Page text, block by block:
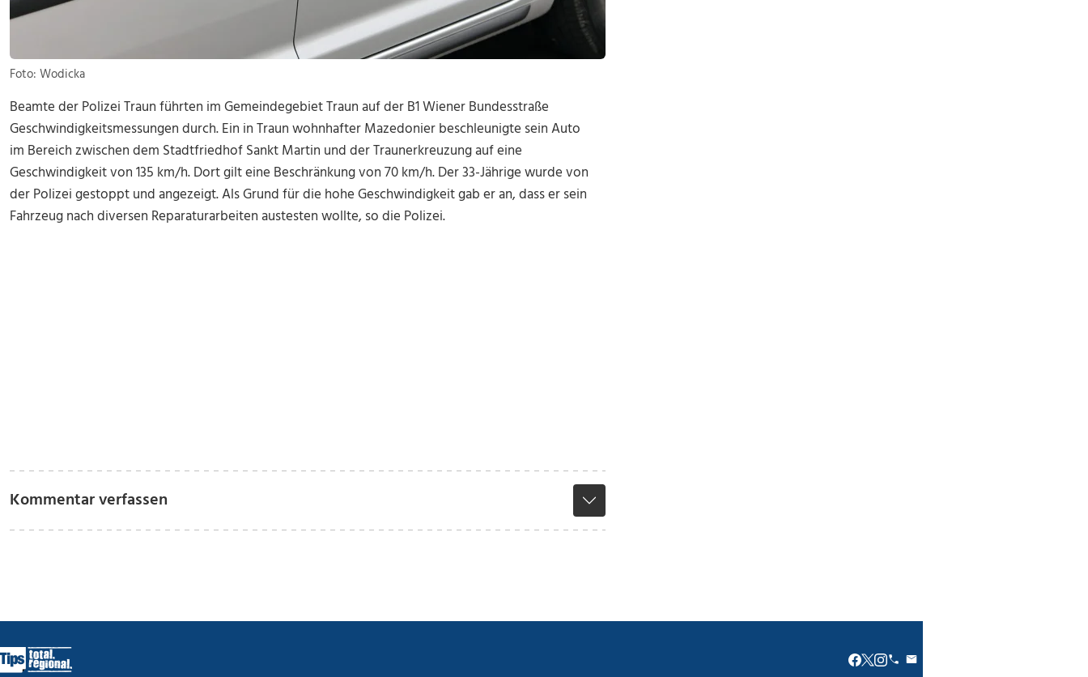
Foto: Wodicka
Beamte der Polizei Traun führten im Gemeindegebiet Traun auf der B1 Wiener Bundesstraße
Geschwindigkeitsmessungen durch. Ein in Traun wohnhafter Mazedonier beschleunigte sein Auto
im Bereich zwischen dem Stadtfriedhof Sankt Martin und der Traunerkreuzung auf eine
Geschwindigkeit von 135 km/h. Dort gilt eine Beschränkung von 70 km/h. Der 33-Jährige wurde von
der Polizei gestoppt und angezeigt. Als Grund für die hohe Geschwindigkeit gab er an, dass er sein
Fahrzeug nach diversen Reparaturarbeiten austesten wollte, so die Polizei.
Kommentar verfassen